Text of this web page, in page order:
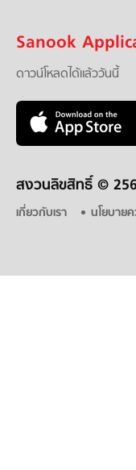
Sanook
ดาวน์โหลดได้แล้ววันนี้
สงวนลิขสิทธิ์ ©
เกี่ยวกับเรา นโยบาย